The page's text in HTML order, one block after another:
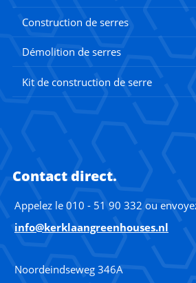
Construction de serres
Démolition de serres
Kit de construction de serre
Contact direct.
Appelez le 010 - 51 90 332 ou
info@kerklaangreenhouses.nl
Noordeindseweg 346A